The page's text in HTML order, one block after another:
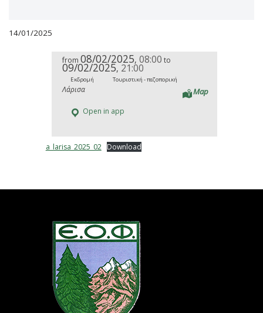
14/01/2025
from 08/02/2025, 08:00 to
09/02/2025, 21:00
Εκδρομή Τουριστική - πεζοπορική
Λάρισα Map
Open in app
a_larisa_2025_02 Download